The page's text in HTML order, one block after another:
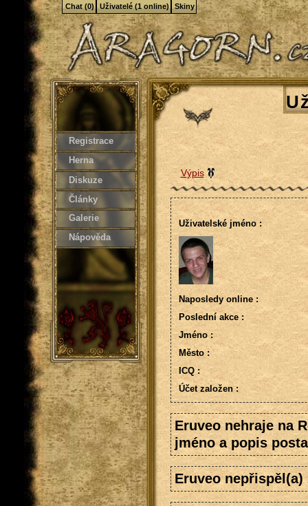
Registrace
Herna
Diskuze
Články
Galerie
Nápověda
Výpis
Uživatelské jméno :
Naposledy online :
Poslední akce :
Jméno :
Město :
ICQ :
Účet založen :
Eruveo nehraje na
jméno a popis
Eruveo nepřispěl(a)
Chat (0) Uživatelé (1 online) Skiny